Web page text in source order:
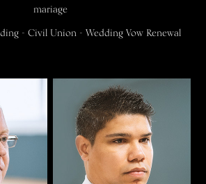
mariage
- Civil Union - Wedding Vow Renewal